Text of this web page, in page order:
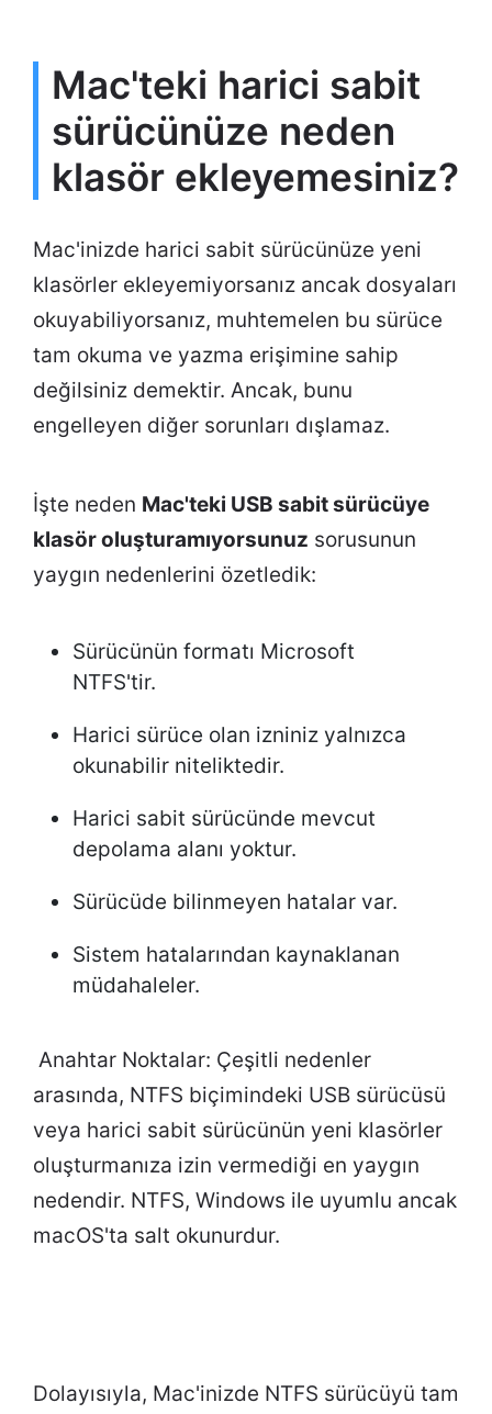
Mac'teki harici sabit
sürücünüze neden
klasör ekleyemesiniz?
Mac'inizde harici sabit sürücünüze yeni
klasörler ekleyemiyorsanız ancak dosyaları
okuyabiliyorsanız, muhtemelen bu sürüce
tam okuma ve yazma erişimine sahip
değilsiniz demektir. Ancak, bunu
engelleyen diğer sorunları dışlamaz.
İşte neden Mac'teki USB sabit sürücüye
klasör oluşturamıyorsunuz sorusunun
yaygın nedenlerini özetledik:
Sürücünün formatı Microsoft
NTFS'tir.
Harici sürüce olan izniniz yalnızca
okunabilir niteliktedir.
Harici sabit sürücünde mevcut
depolama alanı yoktur.
Sürücüde bilinmeyen hatalar var.
Sistem hatalarından kaynaklanan
müdahaleler.
Anahtar Noktalar: Çeşitli nedenler
arasında, NTFS biçimindeki USB sürücüsü
veya harici sabit sürücünün yeni klasörler
oluşturmanıza izin vermediği en yaygın
nedendir. NTFS, Windows ile uyumlu ancak
macOS'ta salt okunurdur.
Dolayısıyla, Mac'inizde NTFS sürücüyü tam